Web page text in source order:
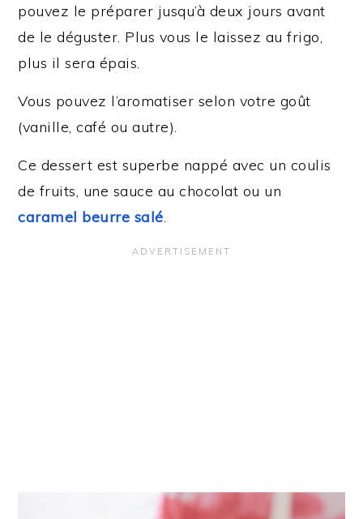
pouvez le préparer jusqu’à deux jours avant
de le déguster. Plus vous le laissez au frigo,
plus il sera épais.
Vous pouvez l’aromatiser selon votre goût
(vanille, café ou autre).
Ce dessert est superbe nappé avec un coulis
de fruits, une sauce au chocolat ou un
caramel beurre salé